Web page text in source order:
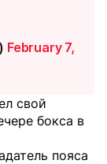
February 7,
свой
бокса в
пояса